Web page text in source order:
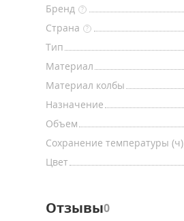
Бренд ?
Страна
?
Тип
Материал
Материал колбы
Назначение
Объем
Сохранение температуры (ч)
Цвет
Отзывы0